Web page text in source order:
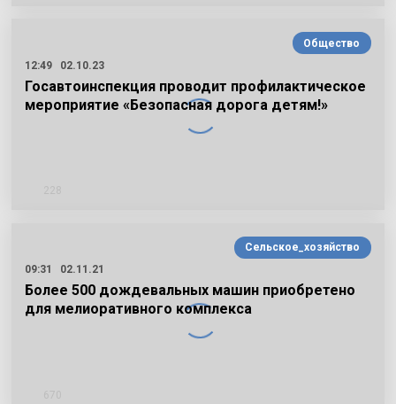
Общество
12:49
02.10.23
Госавтоинспекция проводит профилактическое
мероприятие «Безопасная дорога детям!»
Сельское_хозяйство
09:31
02.11.21
Более 500 дождевальных машин приобретено
для мелиоративного комплекса